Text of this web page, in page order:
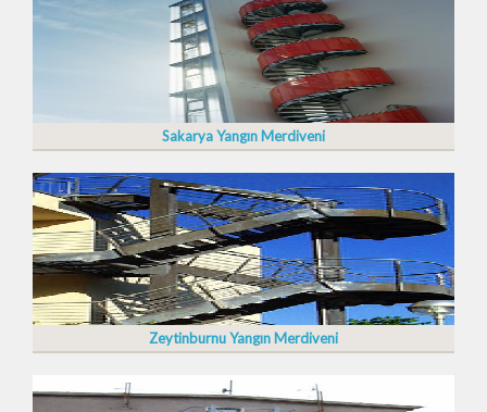
Sakarya Yangın Merdiveni
Zeytinburnu Yangın Merdiveni